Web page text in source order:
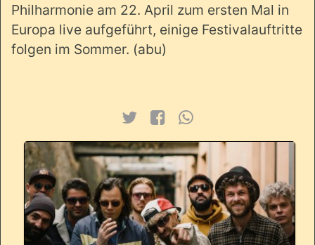
Philharmonie am 22. April zum ersten Mal in
Europa live aufgeführt, einige Festivalauftritte
folgen im Sommer. (abu)